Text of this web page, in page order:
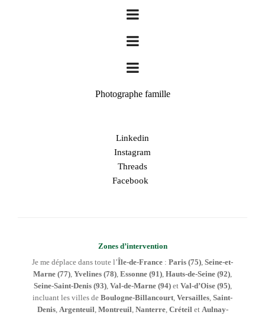
Photographe famille
Linkedin
Instagram
Threads
Facebook
Zones d’intervention
Je me déplace dans toute l’Île-de-France : Paris (75), Seine-et-
Marne (77), Yvelines (78), Essonne (91), Hauts-de-Seine (92),
Seine-Saint-Denis (93), Val-de-Marne (94)et Val-d’Oise (95),
incluant les villes de Boulogne-Billancourt, Versailles, Saint-
Denis, Argenteuil, Montreuil, Nanterre, Créteilet Aulnay-